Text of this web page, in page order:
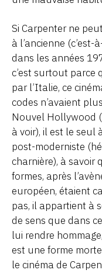
Si Carpenter ne
à l’ancienne
dans les années
c’est surtout parce
par l’Italie, ce
codes n’avaient
Nouvel Hollywood
à voir), il est le seul
post-moderniste
charnière), à savoir
formes, après
européen, étaient
pas, il appartient à
de sens que dans
lui rendre
est une forme
le cinéma de